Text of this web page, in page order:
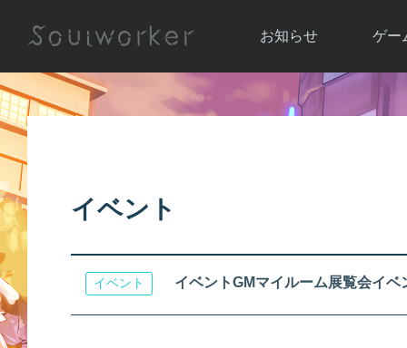
お知らせ
お知らせ一覧
ゲー
ソウ
アップ
イベント
イベント イベントGMマイルーム展覧会イベ